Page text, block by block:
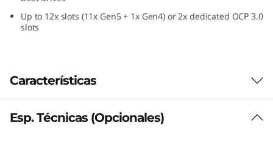
a
F
o
Up to 12x slots (11x Gen5 + 1x Gen4) or 2x dedicated OCP 3.0
slots
Características
Ejecute con confianza sus cargas de
Esp. Técnicas (Opcionales)